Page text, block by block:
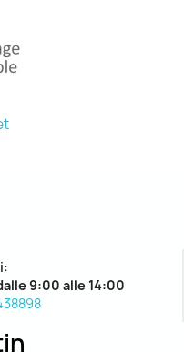
9:00 alle 14:00